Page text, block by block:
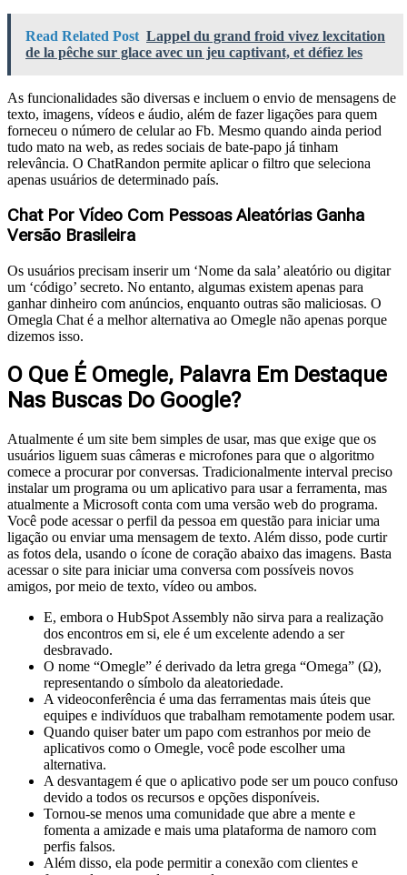
Read Related Post Lappel du grand froid vivez lexcitation
de la pêche sur glace avec un jeu captivant, et défiez les
As funcionalidades são diversas e incluem o envio de mensagens de
texto, imagens, vídeos e áudio, além de fazer ligações para quem
forneceu o número de celular ao Fb. Mesmo quando ainda period
tudo mato na web, as redes sociais de bate-papo já tinham
relevância. O ChatRandon permite aplicar o filtro que seleciona
apenas usuários de determinado país.
Chat Por Vídeo Com Pessoas Aleatórias Ganha
Versão Brasileira
Os usuários precisam inserir um ‘Nome da sala’ aleatório ou digitar
um ‘código’ secreto. No entanto, algumas existem apenas para
ganhar dinheiro com anúncios, enquanto outras são maliciosas. O
Omegla Chat é a melhor alternativa ao Omegle não apenas porque
dizemos isso.
O Que É Omegle, Palavra Em Destaque
Nas Buscas Do Google?
Atualmente é um site bem simples de usar, mas que exige que os
usuários liguem suas câmeras e microfones para que o algoritmo
comece a procurar por conversas. Tradicionalmente interval preciso
instalar um programa ou um aplicativo para usar a ferramenta, mas
atualmente a Microsoft conta com uma versão web do programa.
Você pode acessar o perfil da pessoa em questão para iniciar uma
ligação ou enviar uma mensagem de texto. Além disso, pode curtir
as fotos dela, usando o ícone de coração abaixo das imagens. Basta
acessar o site para iniciar uma conversa com possíveis novos
amigos, por meio de texto, vídeo ou ambos.
E, embora o HubSpot Assembly não sirva para a realização
dos encontros em si, ele é um excelente adendo a ser
desbravado.
O nome “Omegle” é derivado da letra grega “Omega” (Ω),
representando o símbolo da aleatoriedade.
A videoconferência é uma das ferramentas mais úteis que
equipes e indivíduos que trabalham remotamente podem usar.
Quando quiser bater um papo com estranhos por meio de
aplicativos como o Omegle, você pode escolher uma
alternativa.
A desvantagem é que o aplicativo pode ser um pouco confuso
devido a todos os recursos e opções disponíveis.
Tornou-se menos uma comunidade que abre a mente e
fomenta a amizade e mais uma plataforma de namoro com
perfis falsos.
Além disso, ela pode permitir a conexão com clientes e